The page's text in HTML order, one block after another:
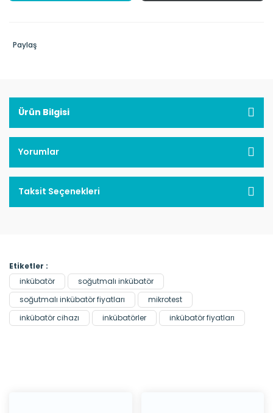
Paylaş
Ürün Bilgisi
Yorumlar
Taksit Seçenekleri
Etiketler :
inkübatör
soğutmalı inkübatör
soğutmalı inkübatör fiyatları
mikrotest
inkübatör cihazı
inkübatörler inkübatör fiyatları